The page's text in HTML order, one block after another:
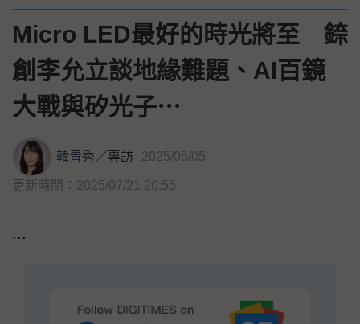
Micro LED最好的時光將至 錼
創李允立談地緣難題、AI百鏡
大戰與矽光子⋯
韓青秀 ／專訪 2025/05/05
更新時間：2025/07/21 20:55
...